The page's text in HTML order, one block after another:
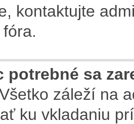
kontaktujte
potrebné sa
záleží na
ku vkladaniu